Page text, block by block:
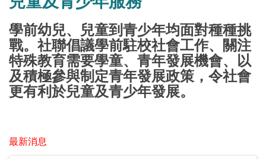
學前幼兒、兒童到青少年均面對種種挑
戰。社聯倡議學前駐校社會工作、關注
特殊教育需要學童、青年發展機會、以
及積極參與制定青年發展政策，令社會
更有利於兒童及青少年發展。
最新消息